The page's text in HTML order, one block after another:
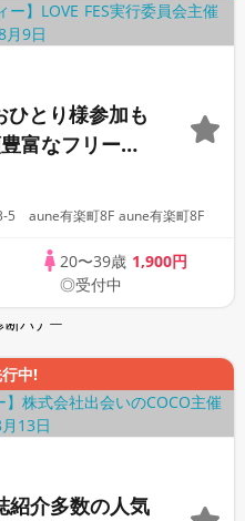
とり様参加も
富なフリード
ニングバー貸
5 aune有楽町8F aune有楽町8F
20〜39歳 1,900円
◎受付中
中!
紹介多数の人気